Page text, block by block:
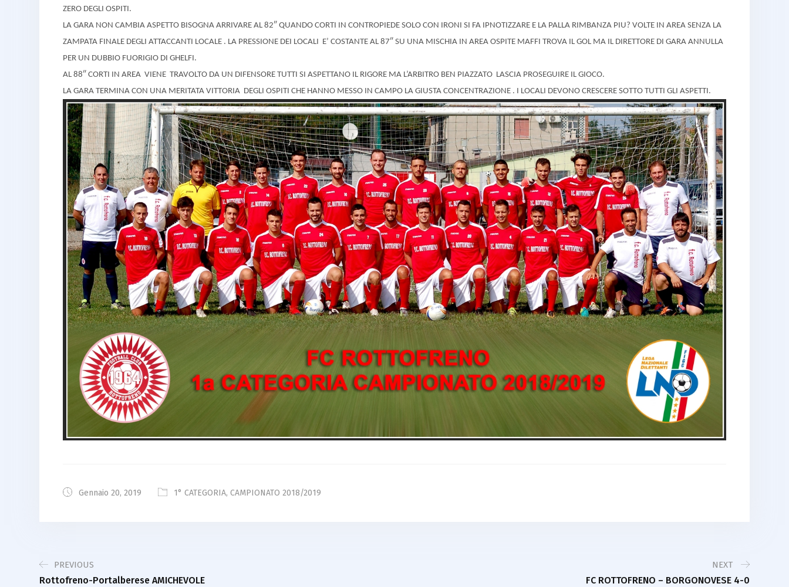
ZERO DEGLI OSPITI.
LA GARA NON CAMBIA ASPETTO BISOGNA ARRIVARE AL 82″ QUANDO CORTI IN CONTROPIEDE SOLO CON IRONI SI FA IPNOTIZZARE E LA PALLA RIMBANZA PIU? VOLTE IN AREA SENZA LA
ZAMPATA FINALE DEGLI ATTACCANTI LOCALE . LA PRESSIONE DEI LOCALI E’ COSTANTE AL 87″ SU UNA MISCHIA IN AREA OSPITE MAFFI TROVA IL GOL MA IL DIRETTORE DI GARA ANNULLA
PER UN DUBBIO FUORIGIO DI GHELFI.
AL 88″ CORTI IN AREA VIENE TRAVOLTO DA UN DIFENSORE TUTTI SI ASPETTANO IL RIGORE MA L’ARBITRO BEN PIAZZATO LASCIA PROSEGUIRE IL GIOCO.
LA GARA TERMINA CON UNA MERITATA VITTORIA DEGLI OSPITI CHE HANNO MESSO IN CAMPO LA GIUSTA CONCENTRAZIONE . I LOCALI DEVONO CRESCERE SOTTO TUTTI GLI ASPETTI.
Gennaio 20, 2019 1° CATEGORIA, CAMPIONATO 2018/2019
PREVIOUS
Rottofreno-Portalberese AMICHEVOLE
NEXT
FC ROTTOFRENO – BORGONOVESE 4-0